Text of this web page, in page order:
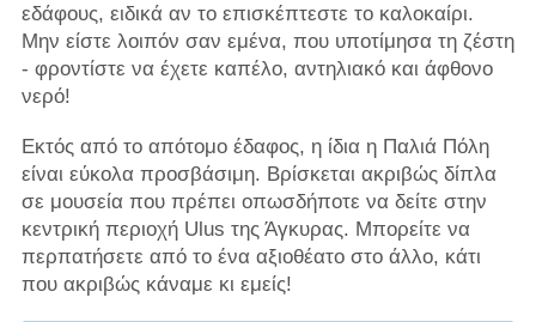
εδάφους, ειδικά αν το επισκέπτεστε το καλοκαίρι.
Μην είστε λοιπόν σαν εμένα, που υποτίμησα τη ζέστη
- φροντίστε να έχετε καπέλο, αντηλιακό και άφθονο
νερό!
Εκτός από το απότομο έδαφος, η ίδια η Παλιά Πόλη
είναι εύκολα προσβάσιμη. Βρίσκεται ακριβώς δίπλα
σε μουσεία που πρέπει οπωσδήποτε να δείτε στην
κεντρική περιοχή Ulus της Άγκυρας. Μπορείτε να
περπατήσετε από το ένα αξιοθέατο στο άλλο, κάτι
που ακριβώς κάναμε κι εμείς!